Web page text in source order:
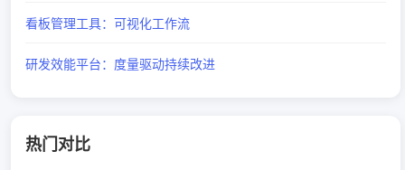
看板管理工具：可视化工作流
研发效能平台：度量驱动持续改进
热门对比